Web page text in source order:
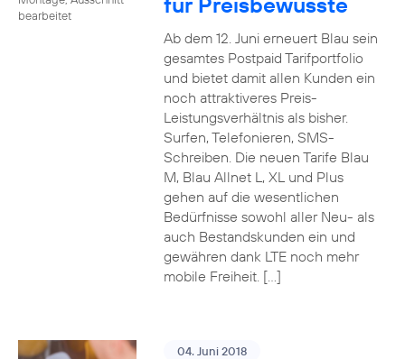
bearbeitet
Ab dem 12. Juni erneuert Blau sein
gesamtes Postpaid Tarifportfolio
und bietet damit allen Kunden ein
noch attraktiveres Preis-
Leistungsverhältnis als bisher.
Surfen, Telefonieren, SMS-
Schreiben. Die neuen Tarife Blau
M, Blau Allnet L, XL und Plus
gehen auf die wesentlichen
Bedürfnisse sowohl aller Neu- als
auch Bestandskunden ein und
gewähren dank LTE noch mehr
mobile Freiheit. […]
04. Juni 2018